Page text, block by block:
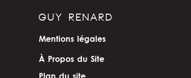
GUY RENARD
Mentions légales
À Propos du Site
Plan du site